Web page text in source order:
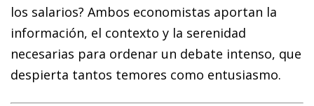
los salarios? Ambos economistas aportan la
información, el contexto y la serenidad
necesarias para ordenar un debate intenso, que
despierta tantos temores como entusiasmo.